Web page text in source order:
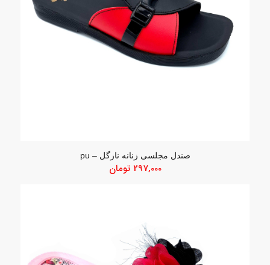
صندل مجلسی زنانه نازگل – pu
297,000 تومان